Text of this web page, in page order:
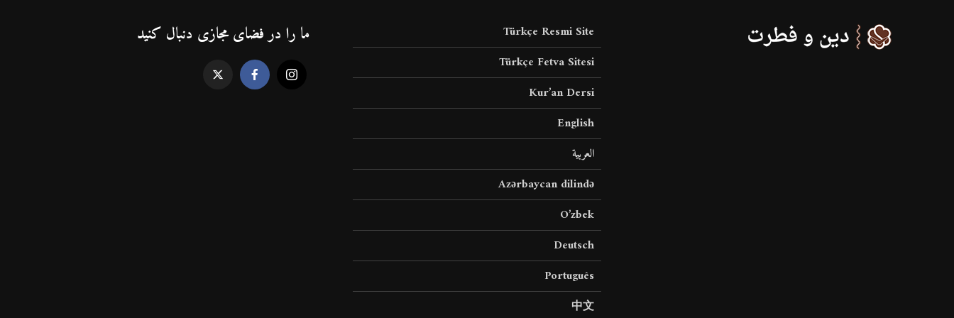
Türkçe Resmi Site
Türkçe Fetva Sitesi
Kur’an Dersi
English
العربية
Azərbaycan dilində
O’zbek
Deutsch
Português
中文
ما را در فضای مجازی دنبال کنید